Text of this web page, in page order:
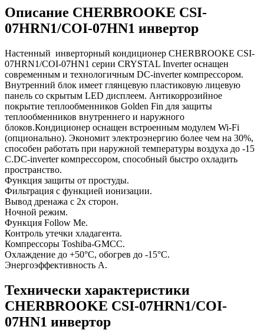
Описание CHERBROOKE CSI-
07HRN1/COI-07HN1 инвертор
Настенный инверторный кондиционер CHERBROOKE CSI-
07HRN1/COI-07HN1 серии CRYSTAL Inverter оснащен
современным и технологичным DC-inverter компрессором.
Внутренний блок имеет глянцевую пластиковую лицевую
панель со скрытым LED дисплеем. Антикоррозийное
покрытие теплообменников Golden Fin для защиты
теплообменников внутреннего и наружного
блоков.Кондиционер оснащен встроенным модулем Wi-Fi
(опционально). Экономит электроэнергию более чем на 30%,
способен работать при наружной температуры воздуха до -15
С.DC-inverter компрессором, способный быстро охладить
пространство.
Функция защиты от простуды.
Фильтрация с функцией ионизации.
Вывод дренажа с 2х сторон.
Ночной режим.
Функция Follow Me.
Контроль утечки хладагента.
Компрессоры Toshiba-GMCC.
Охлаждение до +50°С, обогрев до -15°С.
Энергоэффективность А.
Технически характеристики
CHERBROOKE CSI-07HRN1/COI-
07HN1 инвертор